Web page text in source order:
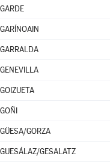
GARDE
GARÍNOAIN
GARRALDA
GENEVILLA
GOIZUETA
GOÑI
GÜESA/GORZA
GUESÁLAZ/GESALATZ